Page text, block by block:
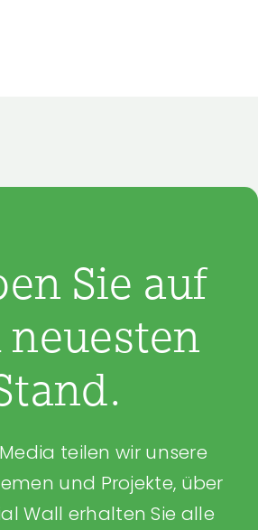
Sie auf
neuesten
teilen wir unsere
und Projekte, über
Wall erhalten Sie alle